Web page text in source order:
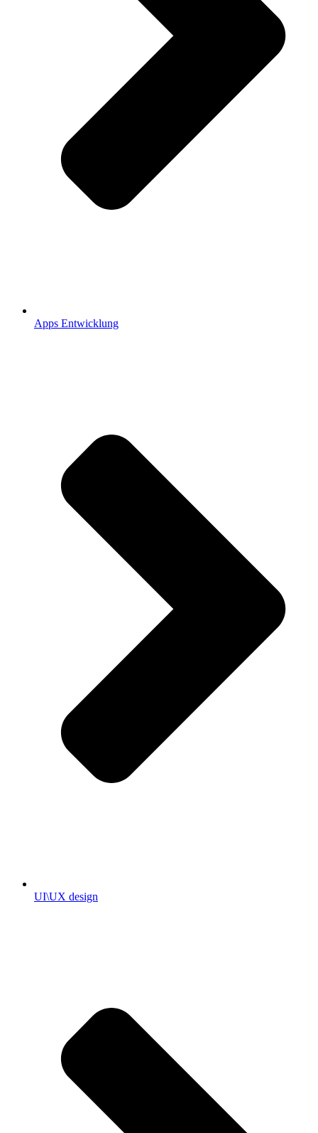
Apps Entwicklung
UI\UX design